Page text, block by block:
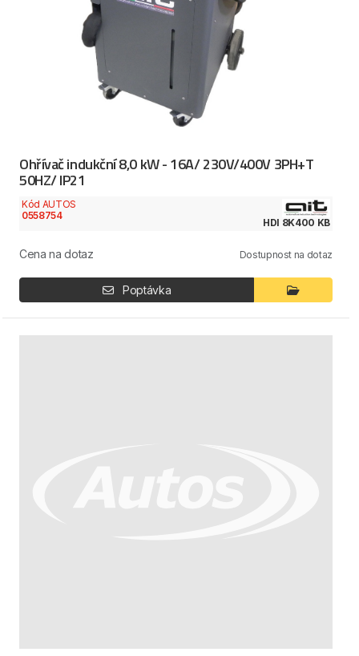
Ohřívač indukční 8,0 kW - 16A/ 230V/400V 3PH+T
50HZ/ IP21
Kód AUTOS
0558754
HDI 8K400 KB
Cena na dotaz Dostupnost na dotaz
Poptávka